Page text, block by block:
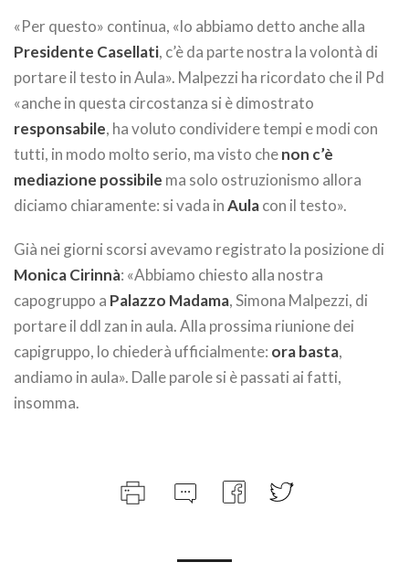
«Per questo» continua, «lo abbiamo detto anche alla
Presidente Casellati, c’è da parte nostra la volontà di
portare il testo in Aula». Malpezzi ha ricordato che il Pd
«anche in questa circostanza si è dimostrato
responsabile, ha voluto condividere tempi e modi con
tutti, in modo molto serio, ma visto chenon c’è
mediazione possibile ma solo ostruzionismo allora
diciamo chiaramente: si vada inAulacon il testo».
Già nei giorni scorsi avevamo registrato la posizione di
Monica Cirinnà: «Abbiamo chiesto alla nostra
capogruppo a Palazzo Madama, Simona Malpezzi, di
portare il ddl zan in aula. Alla prossima riunione dei
capigruppo, lo chiederà ufficialmente: ora basta,
andiamo in aula». Dalle parole si è passati ai fatti,
insomma.